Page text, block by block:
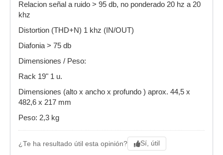
Relacion señal a ruido > 95 db, no ponderado 20 hz a 20
khz
Distortion (THD+N) 1 khz (IN/OUT)
Diafonia > 75 db
Dimensiones / Peso:
Rack 19" 1 u.
Dimensiones (alto x ancho x profundo ) aprox. 44,5 x
482,6 x 217 mm
Peso: 2,3 kg
¿Te ha resultado útil esta opinión? Sí, útil